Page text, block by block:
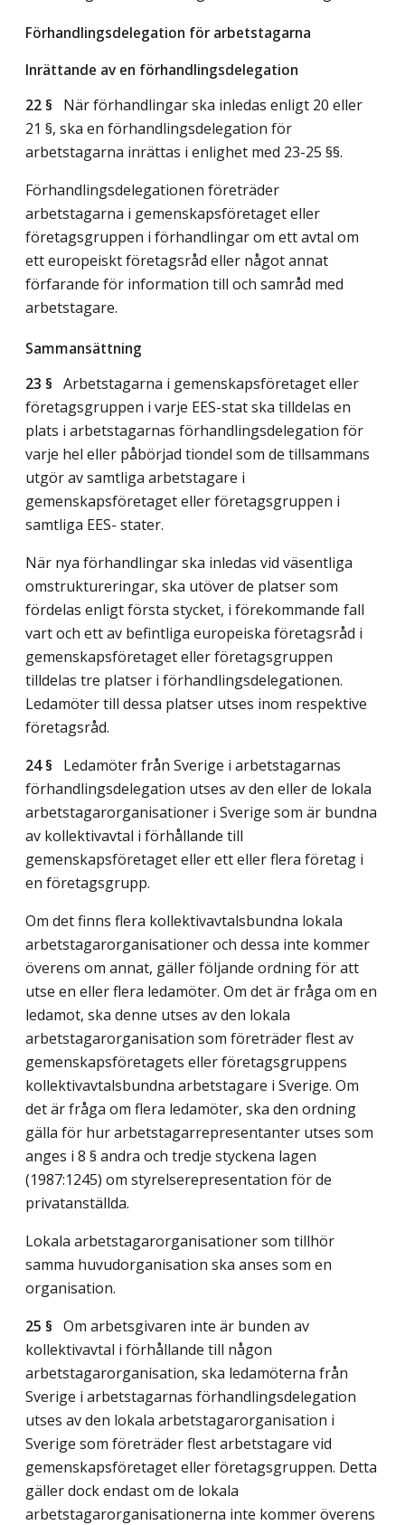
Förhandlingsdelegation för arbetstagarna
Inrättande av en förhandlingsdelegation
22 § När förhandlingar ska inledas enligt 20 eller
21 §, ska en förhandlingsdelegation för
arbetstagarna inrättas i enlighet med 23-25 §§.
Förhandlingsdelegationen företräder
arbetstagarna i gemenskapsföretaget eller
företagsgruppen i förhandlingar om ett avtal om
ett europeiskt företagsråd eller något annat
förfarande för information till och samråd med
arbetstagare.
Sammansättning
23 § Arbetstagarna i gemenskapsföretaget eller
företagsgruppen i varje EES-stat ska tilldelas en
plats i arbetstagarnas förhandlingsdelegation för
varje hel eller påbörjad tiondel som de tillsammans
utgör av samtliga arbetstagare i
gemenskapsföretaget eller företagsgruppen i
samtliga EES- stater.
När nya förhandlingar ska inledas vid väsentliga
omstruktureringar, ska utöver de platser som
fördelas enligt första stycket, i förekommande fall
vart och ett av befintliga europeiska företagsråd i
gemenskapsföretaget eller företagsgruppen
tilldelas tre platser i förhandlingsdelegationen.
Ledamöter till dessa platser utses inom respektive
företagsråd.
24 § Ledamöter från Sverige i arbetstagarnas
förhandlingsdelegation utses av den eller de lokala
arbetstagarorganisationer i Sverige som är bundna
av kollektivavtal i förhållande till
gemenskapsföretaget eller ett eller flera företag i
en företagsgrupp.
Om det finns flera kollektivavtalsbundna lokala
arbetstagarorganisationer och dessa inte kommer
överens om annat, gäller följande ordning för att
utse en eller flera ledamöter. Om det är fråga om en
ledamot, ska denne utses av den lokala
arbetstagarorganisation som företräder flest av
gemenskapsföretagets eller företagsgruppens
kollektivavtalsbundna arbetstagare i Sverige. Om
det är fråga om flera ledamöter, ska den ordning
gälla för hur arbetstagarrepresentanter utses som
anges i 8 § andra och tredje styckena lagen
(1987:1245) om styrelserepresentation för de
privatanställda.
Lokala arbetstagarorganisationer som tillhör
samma huvudorganisation ska anses som en
organisation.
25 § Om arbetsgivaren inte är bunden av
kollektivavtal i förhållande till någon
arbetstagarorganisation, ska ledamöterna från
Sverige i arbetstagarnas förhandlingsdelegation
utses av den lokala arbetstagarorganisation i
Sverige som företräder flest arbetstagare vid
gemenskapsföretaget eller företagsgruppen. Detta
gäller dock endast om de lokala
arbetstagarorganisationerna inte kommer överens